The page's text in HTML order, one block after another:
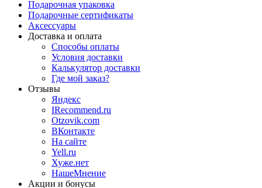
Подарочная упаковка
Подарочные сертификаты
Аксессуары
Доставка и оплата
Способы оплаты
Условия доставки
Калькулятор доставки
Где мой заказ?
Отзывы
Яндекс
IRecommend.ru
Otzovik.com
ВКонтакте
На сайте
Yell.ru
Хуже.нет
НашеМнение
Акции и бонусы